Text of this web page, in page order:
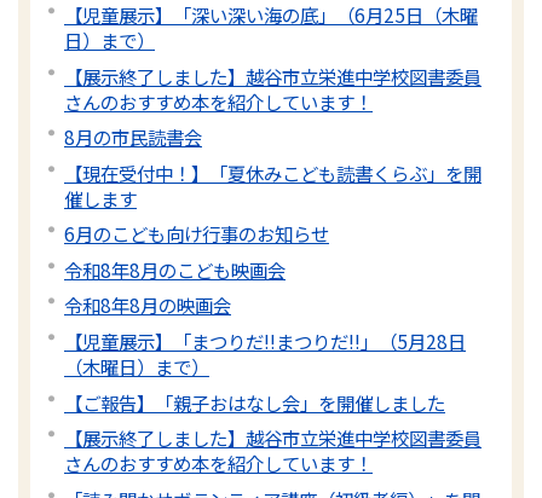
【児童展示】「深い深い海の底」（6月25日（木曜
日）まで）
【展示終了しました】越谷市立栄進中学校図書委員
さんのおすすめ本を紹介しています！
8月の市民読書会
【現在受付中！】「夏休みこども読書くらぶ」を開
催します
6月のこども向け行事のお知らせ
令和8年8月のこども映画会
令和8年8月の映画会
【児童展示】「まつりだ!!まつりだ!!」（5月28日
（木曜日）まで）
【ご報告】「親子おはなし会」を開催しました
【展示終了しました】越谷市立栄進中学校図書委員
さんのおすすめ本を紹介しています！